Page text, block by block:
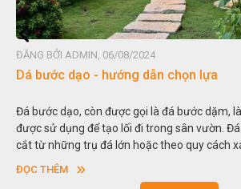
ĐĂNG BỞI ADMIN, 06/08/2024
Dá bước dạo - hướng dẫn chọn lựa
Đá bước dạo, còn được gọi là đá bước dặm,
được sử dụng để tạo lối đi trong sân vườn.
cắt từ những trụ đá lớn hoặc theo quy cách
vuông hoặc hình chữ nhật và có độ dày khác
ĐỌC THÊM